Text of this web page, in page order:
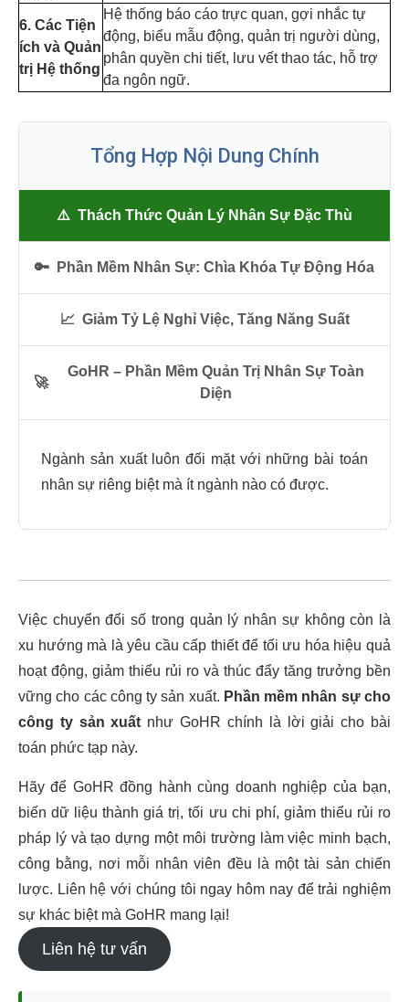
6. Các Tiện
ích và Quản
trị Hệ thống
Hệ thống báo cáo trực quan, gợi nhắc tự
động, biểu mẫu động, quản trị người dùng,
phân quyền chi tiết, lưu vết thao tác, hỗ trợ
đa ngôn ngữ.
Tổng Hợp Nội Dung Chính
⚠️ Thách Thức Quản Lý Nhân Sự Đặc Thù
🔑 Phần Mềm Nhân Sự: Chìa Khóa Tự Động Hóa
📈 Giảm Tỷ Lệ Nghỉ Việc, Tăng Năng Suất
🚀
GoHR – Phần Mềm Quản Trị Nhân Sự Toàn
Diện
Ngành sản xuất luôn đối mặt với những bài toán
nhân sự riêng biệt mà ít ngành nào có được.
Việc chuyển đổi số trong quản lý nhân sự không còn là
xu hướng mà là yêu cầu cấp thiết để tối ưu hóa hiệu quả
hoạt động, giảm thiểu rủi ro và thúc đẩy tăng trưởng bền
vững cho các công ty sản xuất. Phần mềm nhân sự cho
công ty sản xuất như GoHR chính là lời giải cho bài
toán phức tạp này.
Hãy để GoHR đồng hành cùng doanh nghiệp của bạn,
biến dữ liệu thành giá trị, tối ưu chi phí, giảm thiểu rủi ro
pháp lý và tạo dựng một môi trường làm việc minh bạch,
công bằng, nơi mỗi nhân viên đều là một tài sản chiến
lược. Liên hệ với chúng tôi ngay hôm nay để trải nghiệm
sự khác biệt mà GoHR mang lại!
Liên hệ tư vấn